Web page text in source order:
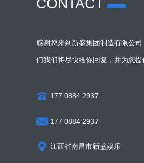
感谢您来到新盛集团制造有限公
们我们将尽快给你回复，并为您
177 0884 2937
177 0884 2937
江西省南昌市新盛娱乐